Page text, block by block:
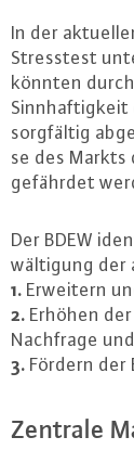
In der
Stress­test
könnten
Sinn­haf­tig­keit
sorg­fäl­tig
se des
gefährdet
Der BDEW
wäl­ti­gung der
1. Erweitern
2. Erhöhen
Nachfrage und
3. Fördern der
Zentrale